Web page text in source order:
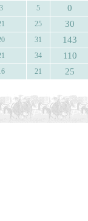
5 0
25 30
31 143
34 110
21 25